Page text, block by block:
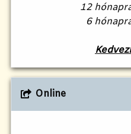
12
6
Online